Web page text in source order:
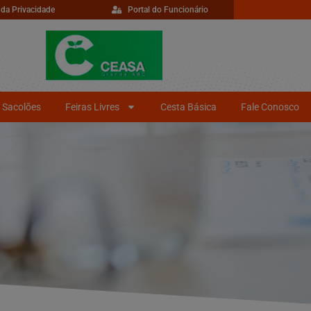
Privacidade Portal do Funcionário
Sacolões Feiras Livres Cesta Básica Fale Conosco